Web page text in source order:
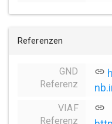
Referenzen
GND
Referenz
link
VIAF
Referenz
link